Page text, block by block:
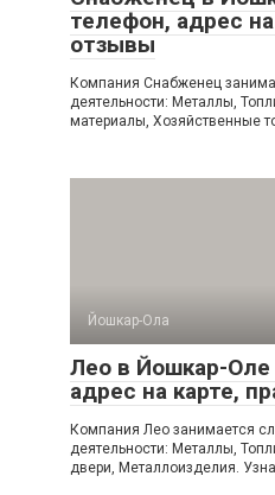
телефон, адрес
отзывы
Компания Снабженец
деятельности: Металлы,
материалы, Хозяйственные
Йошкар-Ола
Лео в Йошкар-
адрес на карте,
Компания Лео занимается
деятельности: Металлы,
двери, Металлоизделия.